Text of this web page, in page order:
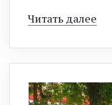
Читать далее